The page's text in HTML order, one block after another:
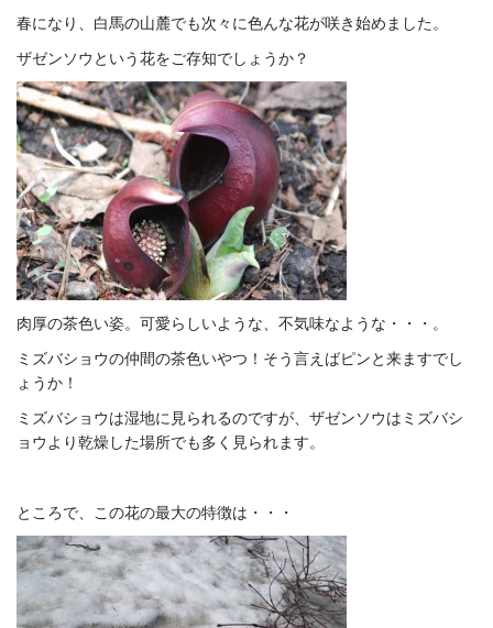
春になり、白馬の山麓でも次々に色んな花が咲き始めました。
ザゼンソウという花をご存知でしょうか？
肉厚の茶色い姿。可愛らしいような、不気味なような・・・。
ミズバショウの仲間の茶色いやつ！そう言えばピンと来ますでし
ょうか！
ミズバショウは湿地に見られるのですが、ザゼンソウはミズバシ
ョウより乾燥した場所でも多く見られます。
ところで、この花の最大の特徴は・・・